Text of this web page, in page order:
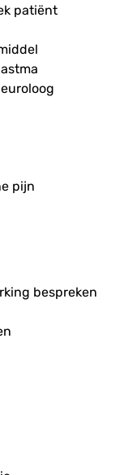
patiënt
pijn
bespreken